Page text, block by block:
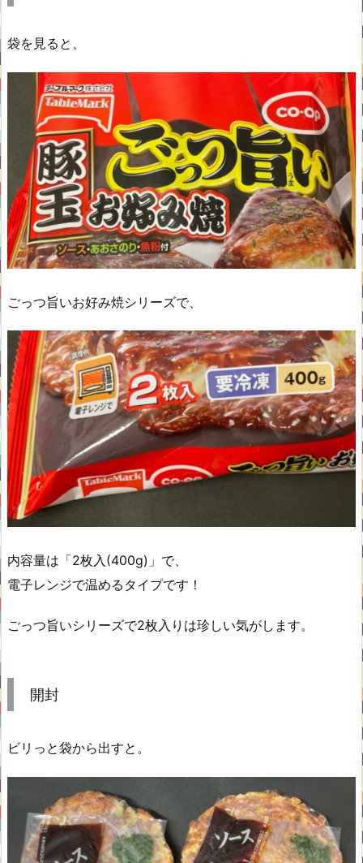
袋を見ると、
ごっつ旨いお好み焼シリーズで、
内容量は「2枚入(400g)」で、
電子レンジで温めるタイプです！
ごっつ旨いシリーズで2枚入りは珍しい気がします。
開封
ビリっと袋から出すと。